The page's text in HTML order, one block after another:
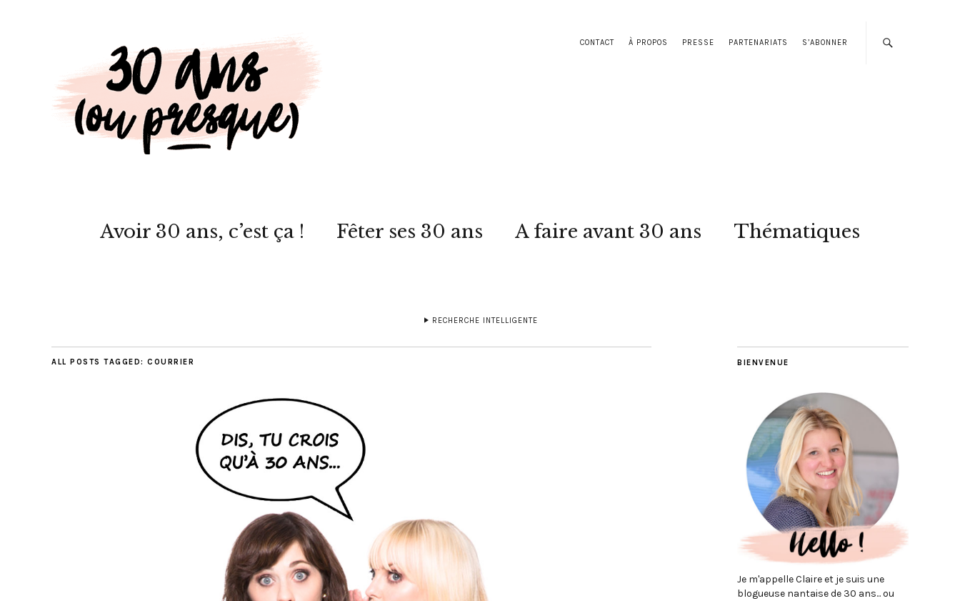
CONTACT À PROPOS PRESSE PARTENARIATS S’ABONNER
Avoir 30 ans, c’est ça ! Fêter ses 30 ans A faire avant 30 ans Thématiques
RECHERCHE INTELLIGENTE
ALL POSTS TAGGED: COURRIER BIENVENUE
Je m'appelle Claire et je suis une
blogueuse nantaise de 30 ans... ou